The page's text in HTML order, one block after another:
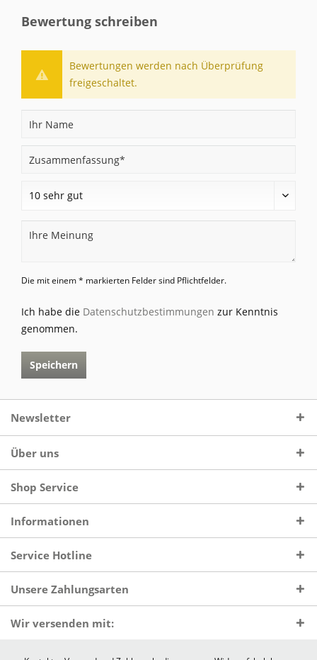
Bewertung schreiben
Bewertungen werden nach Überprüfung
freigeschaltet.
Die mit einem * markierten Felder sind Pflichtfelder.
Ich habe die Datenschutzbestimmungen zur Kenntnis
genommen.
Speichern
Newsletter
Über uns
Shop Service
Informationen
Service Hotline
Unsere Zahlungsarten
Wir versenden mit: